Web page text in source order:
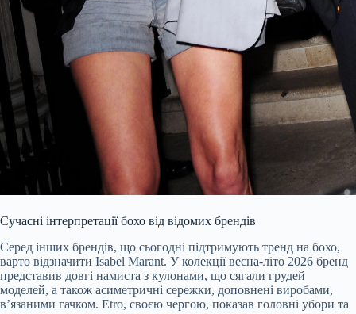
Сучасні інтерпретації бохо від відомих брендів
Серед інших брендів, що сьогодні підтримують тренд на бохо,
варто відзначити Isabel Marant. У колекції весна-літо 2026 бренд
представив довгі намиста з кулонами, що сягали грудей
моделей, а також асиметричні сережки, доповнені виробами,
в’язаними гачком. Etro, своєю чергою, показав головні убори та